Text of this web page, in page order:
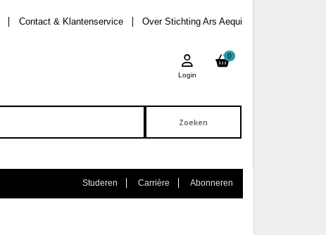
Over Stichting Ars Aequi
Contact & Klantenservice
0
Login
Studeren Carrière Abonneren